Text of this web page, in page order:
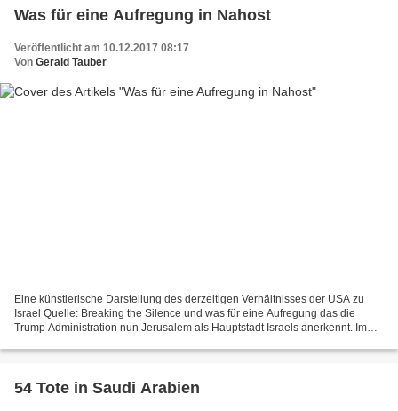
Was für eine Aufregung in Nahost
Veröffentlicht am 10.12.2017 08:17
Von Gerald Tauber
Eine künstlerische Darstellung des derzeitigen Verhältnisses der USA zu
Israel Quelle: Breaking the Silence und was für eine Aufregung das die
Trump Administration nun Jerusalem als Hauptstadt Israels anerkennt. Im
54 Tote in Saudi Arabien